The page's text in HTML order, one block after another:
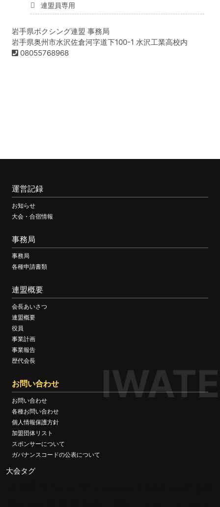
連盟員専用
岩手県ボクシング連盟 事務局
岩手県奥州市水沢佐倉河字道下100-1 水沢工業高校内
08055768968
IWATE
運営記録
お知らせ
大会・合宿情報
事務局
事務局
各種申請書類
連盟概要
会長あいさつ
連盟概要
役員
事業計画
事業報告
歴代会長
お問い合わせ
お問い合わせ
各種お問い合わせ
個人情報保護方針
加盟団体リスト
スポンサーについて
ガバナンスコードの公表について
大会タグ